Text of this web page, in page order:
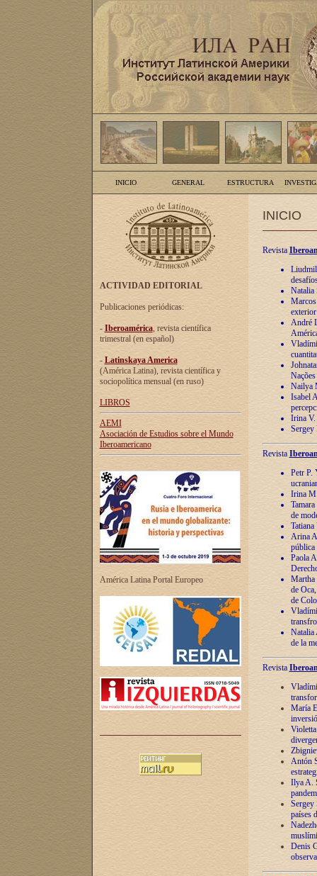
INICIO GENERAL ESTRUCTURA
ACTIVIDAD EDITORIAL
Publicaciones periódicas:
- Iberoamérica, revista científica
trimestral (en español)
- Latinskaya America
(América Latina), revista científica y
sociopolítica mensual (en ruso)
LIBROS
AEMI
Asociación de Estudios sobre el Mundo
Iberoamericano
América Latina Portal Europeo
INICIO
Revista
Natalia
André
Nailya
Isabel
Irina V.
Sergey
Revista
Petr P.
Irina
de
Arina
pública
Paola
Martha
de
de
Natalia
de la
Revista
María
Antón
Ilya A.
Sergey
países
Denis